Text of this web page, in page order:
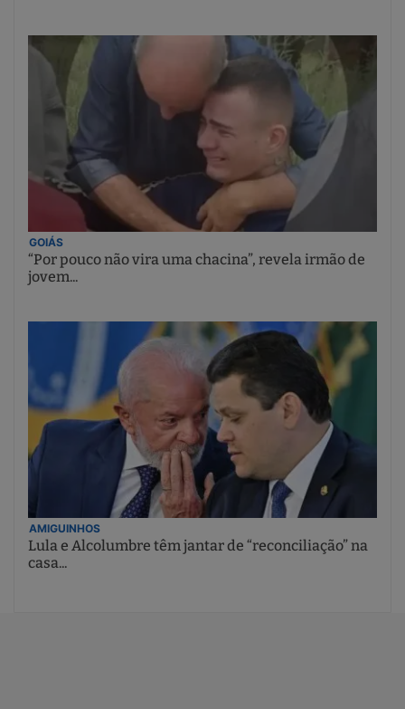
GOIÁS
“Por pouco não vira uma chacina”, revela irmão de
jovem...
AMIGUINHOS
Lula e Alcolumbre têm jantar de “reconciliação” na
casa...